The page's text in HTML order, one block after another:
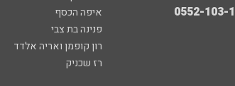
איפה הכסף
פנינה בת צבי
רון קופמן ואריה אלדד
רז שכניק